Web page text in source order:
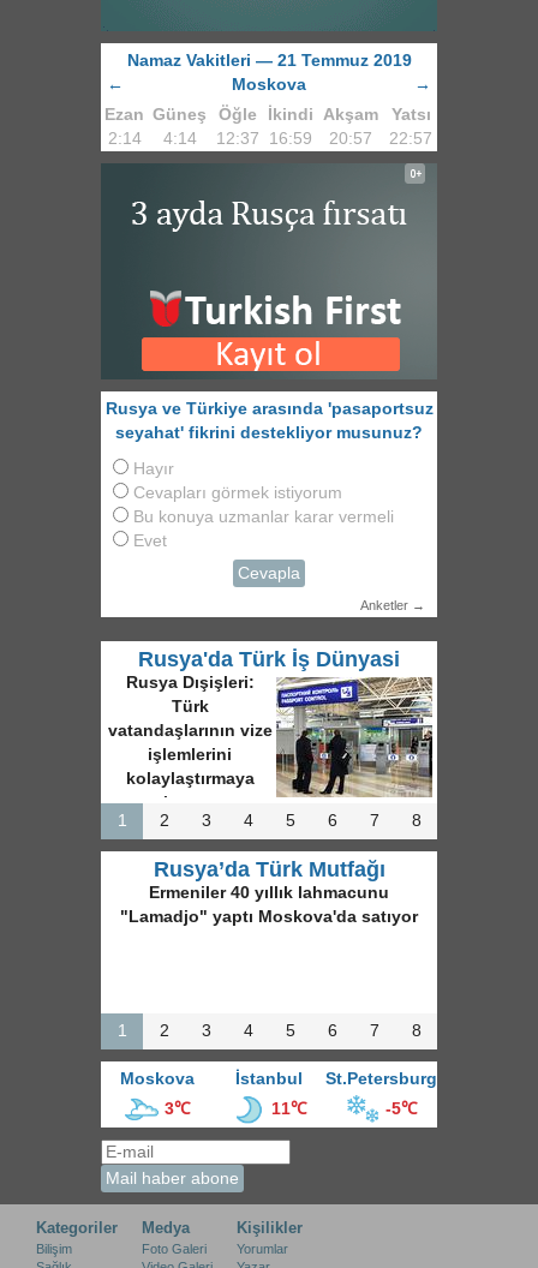
Namaz Vakitleri — 21 Temmuz 2019
←
Moskova
→
Ezan Güneş Öğle İkindi Akşam
Yatsı
2:14
4:14 12:37 16:59 20:57 22:57
Rusya ve Türkiye arasında 'pasaportsuz
seyahat' fikrini destekliyor musunuz?
Hayır
Cevapları görmek istiyorum
Bu konuya uzmanlar karar vermeli
Evet
Cevapla
Anketler →
Rusya'da Türk İş Dünyasi
Rusya Dışişleri:
Türk
vatandaşlarının vize
işlemlerini
kolaylaştırmaya
hazırız
1
2 3 4 5 6 7 8
Rusya’da Türk Mutfağı
Ermeniler 40 yıllık lahmacunu
"Lamadjo" yaptı Moskova'da satıyor
1 2 3 4 5 6 7 8
Moskova İstanbul
St.Petersburg
3℃
11℃ -5℃
Kategoriler
Bilişim
Medya
Foto Galeri
Kişilikler
Yorumlar